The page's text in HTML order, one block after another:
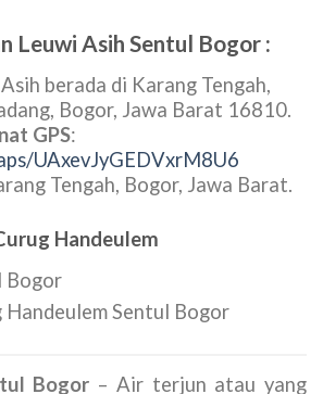
Leuwi Asih Sentul Bogor :
berada di Karang Tengah,
Bogor, Jawa Barat 16810.
GPS:
UAxevJyGEDVxrM8U6
Tengah, Bogor, Jawa Barat.
Handeulem
Handeulem Sentul Bogor
Bogor – Air terjun atau yang